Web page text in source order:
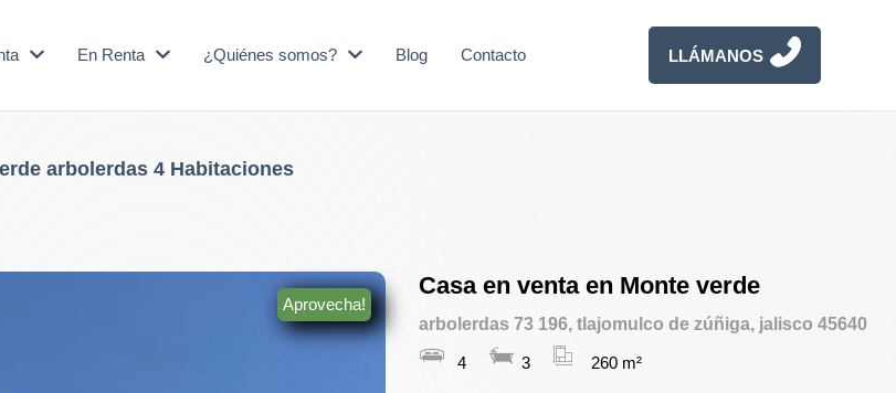
En Renta ¿Quiénes somos? Blog Contacto LLÁMANOS
arbolerdas 4 Habitaciones
Aprovecha!
Casa en venta en Monte verde
arbolerdas 73 196, tlajomulco de zúñiga, jalisco 45640
4 3 260 m²